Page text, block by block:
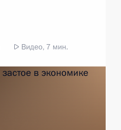
Видео, 7 мин.